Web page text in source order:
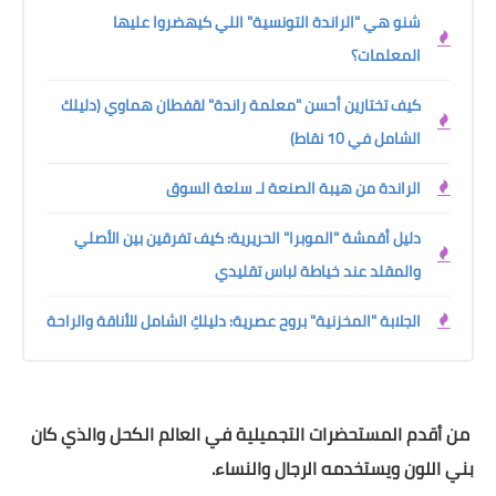
شنو هي "الراندة التونسية" اللي كيهضروا عليها
المعلمات؟
كيف تختارين أحسن "معلمة راندة" لقفطان هماوي (دليلك
الشامل في 10 نقاط)
الراندة من هيبة الصنعة لـ سلعة السوق
دليل أقمشة "الموبرا" الحريرية: كيف تفرقين بين الأصلي
والمقلد عند خياطة لباس تقليدي
الجلابة "المخزنية" بروح عصرية: دليلكِ الشامل للأناقة والراحة
من أقدم المستحضرات التجميلية في العالم الكحل والذي كان
بني اللون ويستخدمه الرجال والنساء.